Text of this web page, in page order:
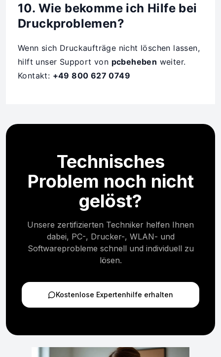
10. Wie bekomme ich Hilfe bei
Druckproblemen?
Wenn sich Druckaufträge nicht löschen lassen,
hilft unser Support von pcbeheben weiter.
Kontakt: +49 800 627 0749
Technisches
Problem noch nicht
gelöst?
Unsere zertifizierten Techniker helfen Ihnen
dabei, PC-, Drucker-, WLAN- und
Softwareprobleme schnell und individuell zu
lösen.
Kostenlose Expertenhilfe erhalten